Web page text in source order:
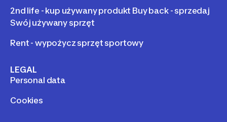
2nd life - kup używany produkt Buy back - sprzedaj
Swój używany sprzęt
Rent - wypożycz sprzęt sportowy
LEGAL
Personal data
Cookies